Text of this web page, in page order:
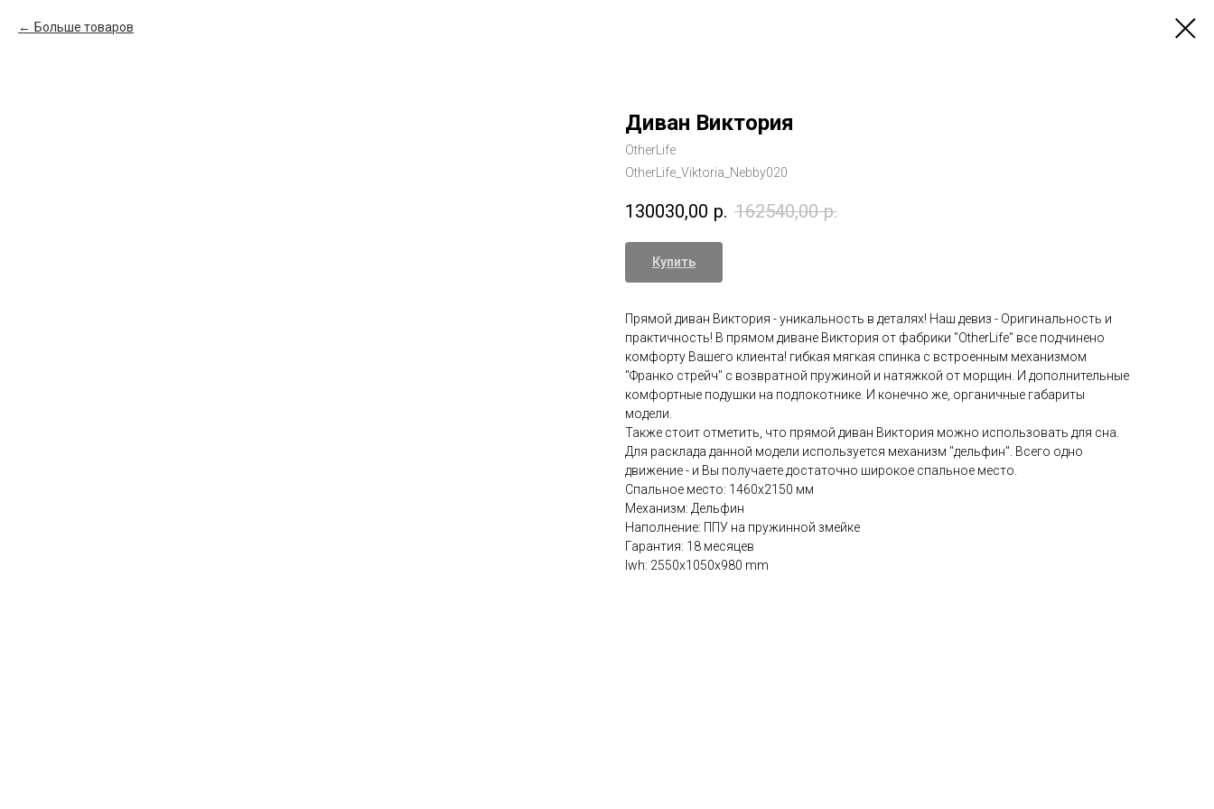
Больше товаров
Диван Виктория
OtherLife
OtherLife_Viktoria_Nebby020
130030,00 р. 162540,00 р.
Купить
Прямой диван Виктория - уникальность в деталях! Наш девиз - Оригинальность и
практичность! В прямом диване Виктория от фабрики "OtherLife" все подчинено
комфорту Вашего клиента! гибкая мягкая спинка с встроенным механизмом
"Франко стрейч" с возвратной пружиной и натяжкой от морщин. И дополнительные
комфортные подушки на подлокотнике. И конечно же, органичные габариты
модели.
Также стоит отметить, что прямой диван Виктория можно использовать для сна.
Для расклада данной модели используется механизм "дельфин". Всего одно
движение - и Вы получаете достаточно широкое спальное место.
Спальное место: 1460х2150 мм
Механизм: Дельфин
Наполнение: ППУ на пружинной змейке
Гарантия: 18 месяцев
lwh: 2550x1050x980 mm